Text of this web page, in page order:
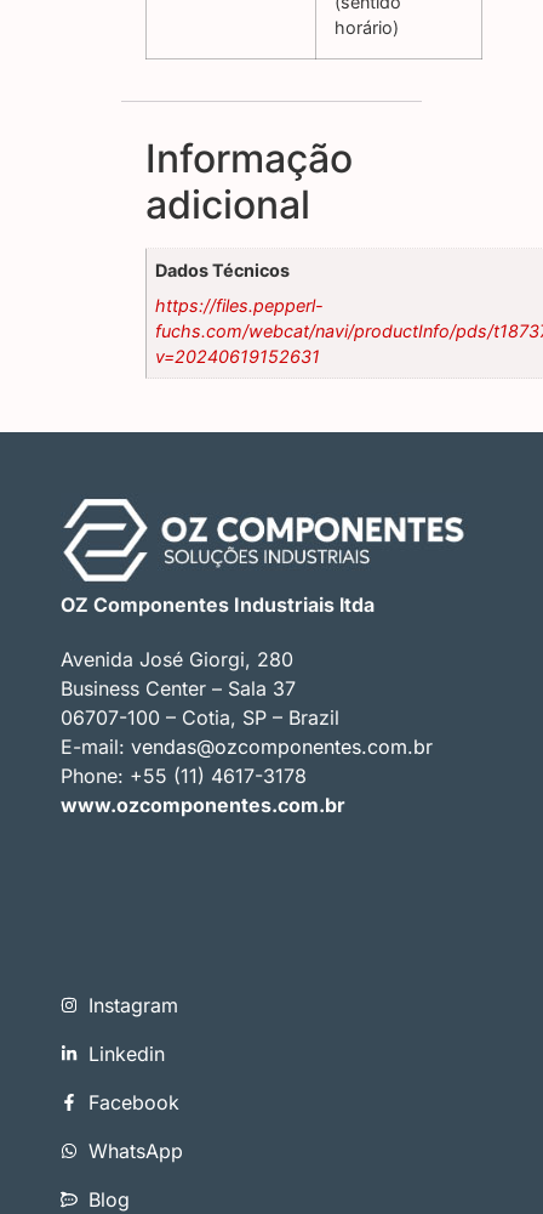
horário)
Informação
adicional
Dados Técnicos
https://files.pepperl-
fuchs.com/webcat/navi/productInfo/pds/
v=20240619152631
OZ Componentes Industriais ltda
Avenida José Giorgi, 280
Business Center – Sala 37
06707-100 – Cotia, SP – Brazil
E-mail: vendas@ozcomponentes.com.br
Phone: +55 (11) 4617-3178
www.ozcomponentes.com.br
Instagram
Linkedin
Facebook
WhatsApp
Blog